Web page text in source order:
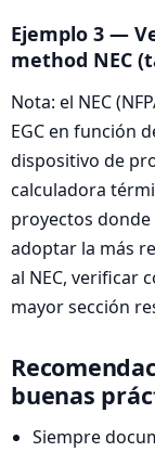
Ejemplo 3 —
method NEC
Nota: el NEC
EGC en función
dispositivo de
calculadora
proyectos
adoptar la más
al NEC, verificar
mayor sección
buenas
Siempre